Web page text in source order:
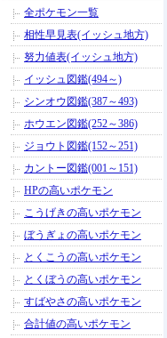
全ポケモン一覧
相性早見表(イッシュ地方)
努力値表(イッシュ地方)
イッシュ図鑑(494～)
シンオウ図鑑(387～493)
ホウエン図鑑(252～386)
ジョウト図鑑(152～251)
カントー図鑑(001～151)
HPの高いポケモン
こうげきの高いポケモン
ぼうぎょの高いポケモン
とくこうの高いポケモン
とくぼうの高いポケモン
すばやさの高いポケモン
合計値の高いポケモン